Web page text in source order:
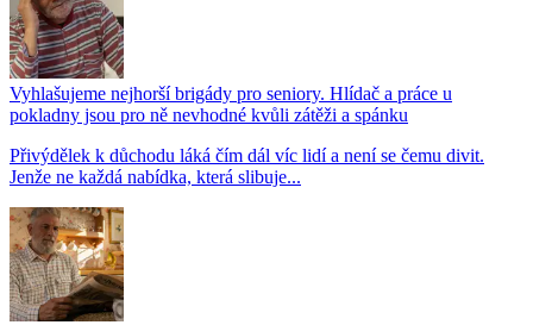
Vyhlašujeme nejhorší brigády pro seniory. Hlídač a práce u
pokladny jsou pro ně nevhodné kvůli zátěži a spánku
Přivýdělek k důchodu láká čím dál víc lidí a není se čemu divit.
Jenže ne každá nabídka, která slibuje...